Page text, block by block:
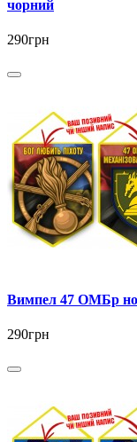
чорний
290грн
Вимпел 47 ОМБр
290грн